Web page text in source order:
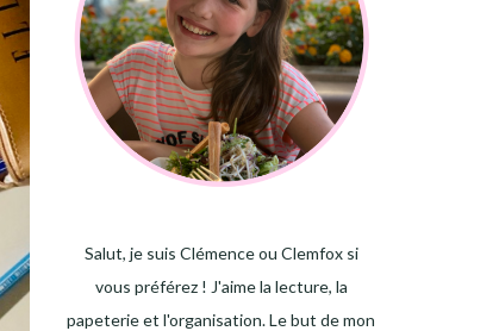
Salut, je suis Clémence ou Clemfox si
vous préférez ! J'aime la lecture, la
papeterie et l'organisation. Le but de mon